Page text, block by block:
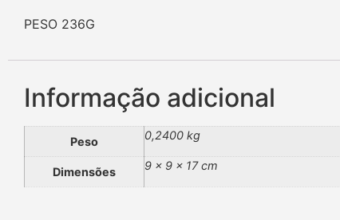
PESO 236G
Informação adicional
Peso 0,2400 kg
Dimensões 9 × 9 × 17 cm